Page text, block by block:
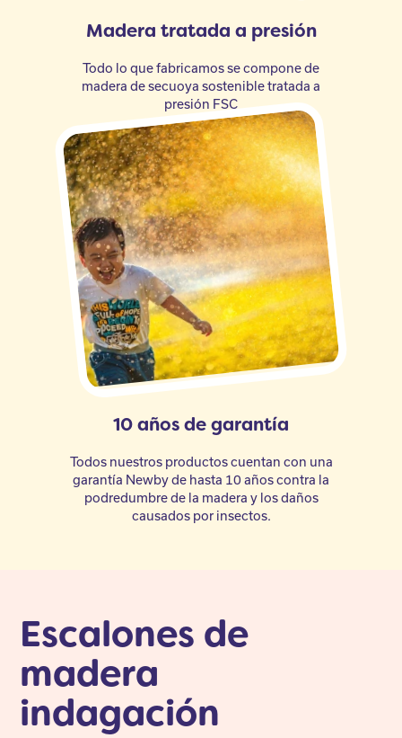
Madera tratada a presión
Todo lo que fabricamos se compone de
madera de secuoya sostenible tratada a
presión FSC
10 años de garantía
Todos nuestros productos cuentan con una
garantía Newby de hasta 10 años contra la
podredumbre de la madera y los daños
causados por insectos.
Escalones de
madera
indagación